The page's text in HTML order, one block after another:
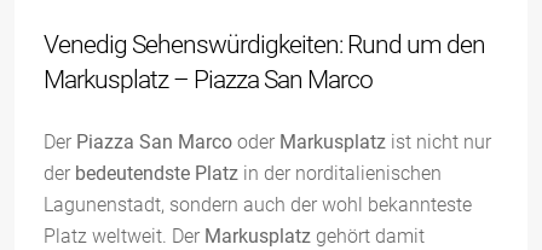
Venedig Sehenswürdigkeiten: Rund um den
Markusplatz – Piazza San Marco
Der Piazza San Marco oder Markusplatz ist nicht nur
der bedeutendste Platz in der norditalienischen
Lagunenstadt, sondern auch der wohl bekannteste
Platz weltweit. Der Markusplatz gehört damit